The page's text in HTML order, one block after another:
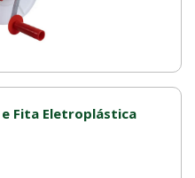
Fita Eletroplástica